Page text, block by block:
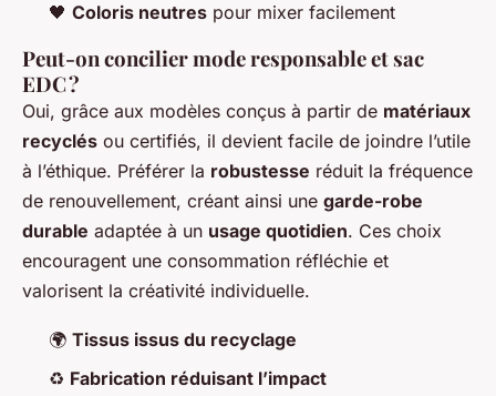
🖤 Coloris neutres pour mixer facilement
Peut-on concilier mode responsable et sac
EDC ?
Oui, grâce aux modèles conçus à partir de matériaux
recyclés ou certifiés, il devient facile de joindre l’utile
à l’éthique. Préférer la robustesse réduit la fréquence
de renouvellement, créant ainsi une garde-robe
durable adaptée à un usage quotidien. Ces choix
encouragent une consommation réfléchie et
valorisent la créativité individuelle.
🌍 Tissus issus du recyclage
♻️ Fabrication réduisant l’impact